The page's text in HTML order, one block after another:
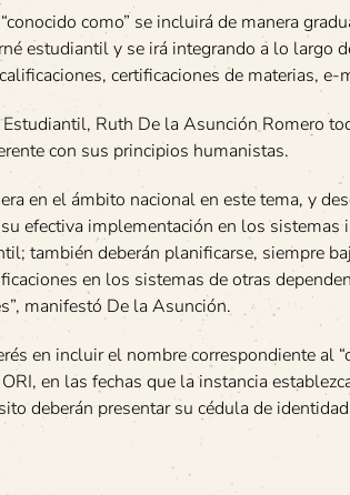
como” se incluirá de manera
estudiantil y se irá integrando a lo largo
certificaciones de materias, e-
Ruth De la Asunción Romero
con sus principios humanistas.
en el ámbito nacional en este tema, y
efectiva implementación en los
también deberán planificarse, siempre
en los sistemas de otras
manifestó De la Asunción.
en incluir el nombre correspondiente al
en las fechas que la instancia
deberán presentar su cédula de